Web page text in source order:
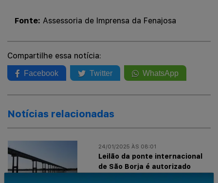
Fonte: Assessoria de Imprensa da Fenajosa
Compartilhe essa notícia:
Facebook Twitter WhatsApp
Notícias relacionadas
24/01/2025 ÀS 08:01
Leilão da ponte internacional
de São Borja é autorizado